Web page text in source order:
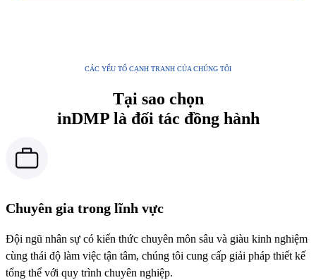
CÁC YẾU TỐ CẠNH TRANH CỦA CHÚNG TÔI
Tại sao chọn
inDMP là đối tác đồng hành
Chuyên gia trong lĩnh vực
Đội ngũ nhân sự có kiến thức chuyên môn sâu và giàu kinh nghiệm
cùng thái độ làm việc tận tâm, chúng tôi cung cấp giải pháp thiết kế
tổng thể với quy trình chuyên nghiệp.